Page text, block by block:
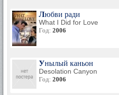
Любви ради
What I Did for Love
Год: 2006
Унылый каньон
Desolation Canyon
Год: 2006